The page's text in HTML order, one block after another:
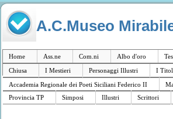
A.C.Museo
Home Ass.ne Com.ni Albo d'oro
Chiusa
I Mestieri Personaggi Illustri I
Accademia Regionale dei Poeti Siciliani Federico II
Provincia TP
Simposi Illustri Scrittori